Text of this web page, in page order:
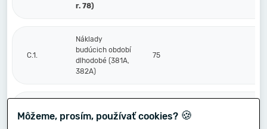
r. 78)
C.1.
Náklady
budúcich období
dlhodobé (381A,
382A)
75
2.
budúcich období
76
Môžeme, prosím, používať cookies? 🍪